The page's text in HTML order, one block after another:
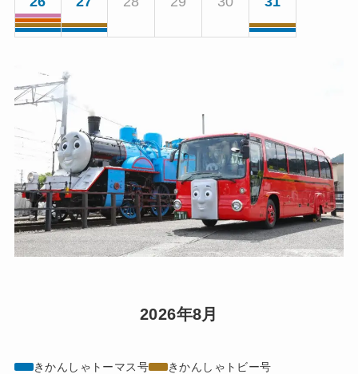
2026年8月
きかんしゃトーマス号
きかんしゃトビー号